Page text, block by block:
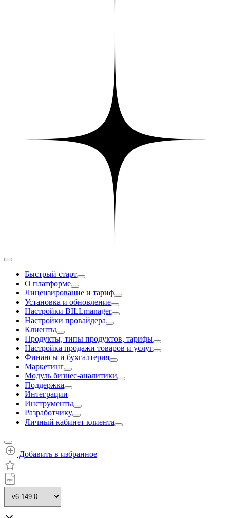
Быстрый старт
О платформе
Лицензирование и тариф
Установка и обновление
Настройки BILLmanager
Настройки провайдера
Клиенты
Продукты, типы продуктов, тарифы
Настройка продажи товаров и услуг
Финансы и бухгалтерия
Маркетинг
Модуль бизнес-аналитики
Поддержка
Интеграции
Инструменты
Разработчику
Личный кабинет клиента
Добавить в избранное